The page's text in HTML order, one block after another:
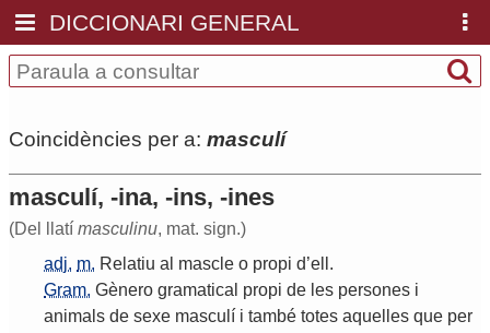
DICCIONARI GENERAL
Coincidències per a: masculí
masculí, -ina, -ins, -ines
(Del llatí masculinu, mat. sign.)
adj. m. Relatiu al mascle o propi d’ell .
Gram. Gènero gramatical propi de les persones i
animals de sexe masculí i també totes aquelles que per